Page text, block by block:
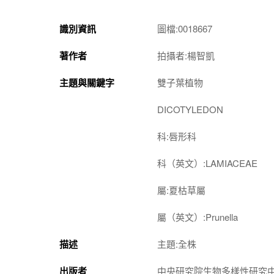
識別資訊 圖檔:0018667
著作者 拍攝者:楊智凱
主題與關鍵字 雙子葉植物
DICOTYLEDON
科:唇形科
科（英文）:LAMIACEAE
屬:夏枯草屬
屬（英文）:Prunella
描述 主題:全株
出版者 中央研究院生物多樣性研究